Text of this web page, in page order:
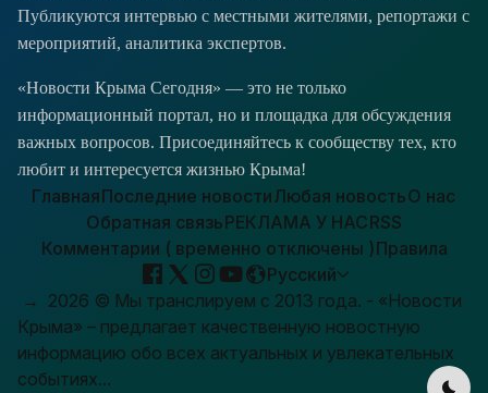
Публикуются интервью с местными жителями, репортажи с
мероприятий, аналитика экспертов.
«Новости Крыма Сегодня» — это не только
информационный портал, но и площадка для обсуждения
важных вопросов. Присоединяйтесь к сообществу тех, кто
любит и интересуется жизнью Крыма!
ГлавнаяПоследние новостиЛюбая новостьО нас
Обратная связьРЕКЛАМА У НАСRSS
Комментарии ( временно отключены )Правила
Русский
→ 2026 © Мы транслируем с 2013 года. - «Новости
Крыма» – предлагает качественную новостную
информацию обо всех актуальных и увлекательных
событиях...